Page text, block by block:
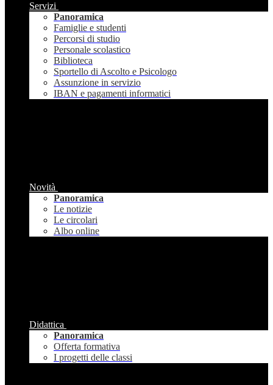
Servizi
Panoramica
Famiglie e studenti
Percorsi di studio
Personale scolastico
Biblioteca
Sportello di Ascolto e Psicologo
Assunzione in servizio
IBAN e pagamenti informatici
Novità
Panoramica
Le notizie
Le circolari
Albo online
Didattica
Panoramica
Offerta formativa
I progetti delle classi